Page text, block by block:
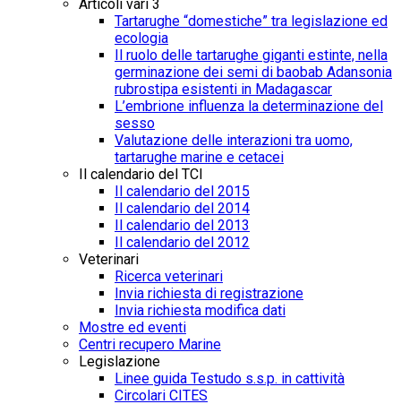
Articoli vari 3
Tartarughe “domestiche” tra legislazione ed
ecologia
Il ruolo delle tartarughe giganti estinte, nella
germinazione dei semi di baobab Adansonia
rubrostipa esistenti in Madagascar
L’embrione influenza la determinazione del
sesso
Valutazione delle interazioni tra uomo,
tartarughe marine e cetacei
Il calendario del TCI
Il calendario del 2015
Il calendario del 2014
Il calendario del 2013
Il calendario del 2012
Veterinari
Ricerca veterinari
Invia richiesta di registrazione
Invia richiesta modifica dati
Mostre ed eventi
Centri recupero Marine
Legislazione
Linee guida Testudo s.s.p. in cattività
Circolari CITES